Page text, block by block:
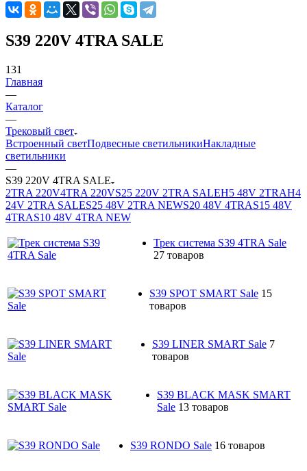
S39 220V 4TRA SALE
131
Главная
—
Каталог
—
Трековый свет
Встроенный светПодвесные светильникиНакладные
светильники
—
S39 220V 4TRA SALE
2TRA 220V4TRA 220VS25 220V 2TRA SALEH5 48V 2TRAH4
24V 2TRA SALES25 48V 2TRA NEWS20 48V 4TRAS15 48V
4TRAS10 48V 4TRA NEW
Трек система S39 4TRA Sale
27 товаров
S39 SPOT SMART Sale 15
товаров
S39 LINER SMART Sale 7
товаров
S39 BLACK MASK SMART
Sale 13 товаров
S39 RONDO Sale 16 товаров